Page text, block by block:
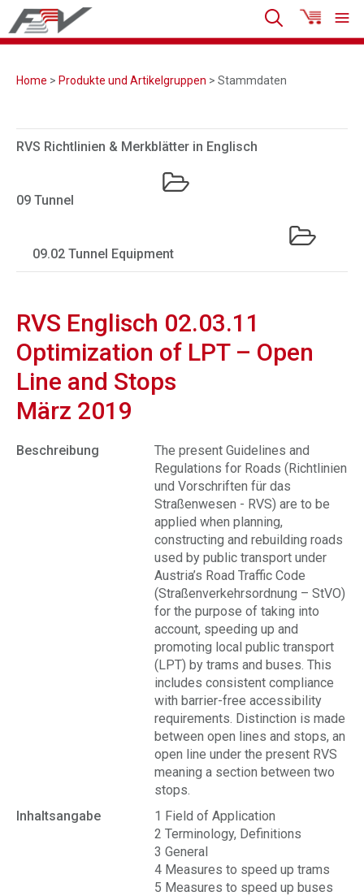
Home > Produkte und Artikelgruppen > Stammdaten
RVS Richtlinien & Merkblätter in Englisch
09 Tunnel
09.02 Tunnel Equipment
RVS Englisch 02.03.11
Optimization of LPT – Open
Line and Stops
März 2019
Beschreibung
The present Guidelines and
Regulations for Roads (Richtlinien
und Vorschriften für das
Straßenwesen - RVS) are to be
applied when planning,
constructing and rebuilding roads
used by public transport under
Austria’s Road Traffic Code
(Straßenverkehrsordnung – StVO)
for the purpose of taking into
account, speeding up and
promoting local public transport
(LPT) by trams and buses. This
includes consistent compliance
with barrier-free accessibility
requirements. Distinction is made
between open lines and stops, an
open line under the present RVS
meaning a section between two
stops.
Inhaltsangabe
1 Field of Application
2 Terminology, Definitions
3 General
4 Measures to speed up trams
5 Measures to speed up buses